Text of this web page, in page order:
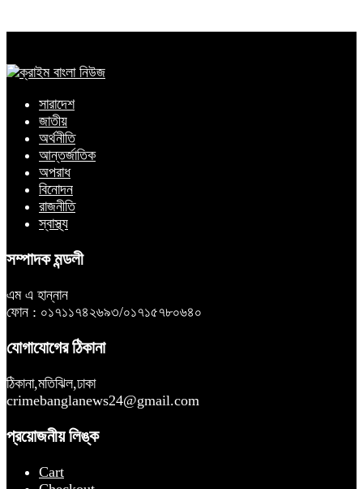
সারাদেশ
জাতীয়
অর্থনীতি
আন্তর্জাতিক
অপরাধ
বিনোদন
রাজনীতি
স্বাস্থ্য
সম্পাদক মন্ডলী
এম এ হান্নান
ফোন : ০১৭১১৭৪২৬৯৩/০১৭১৫৭৮০৬৪০
যোগাযোগের ঠিকানা
ঠিকানা,মতিঝিল,ঢাকা
crimebanglanews24@gmail.com
প্রয়োজনীয় লিঙ্ক
Cart